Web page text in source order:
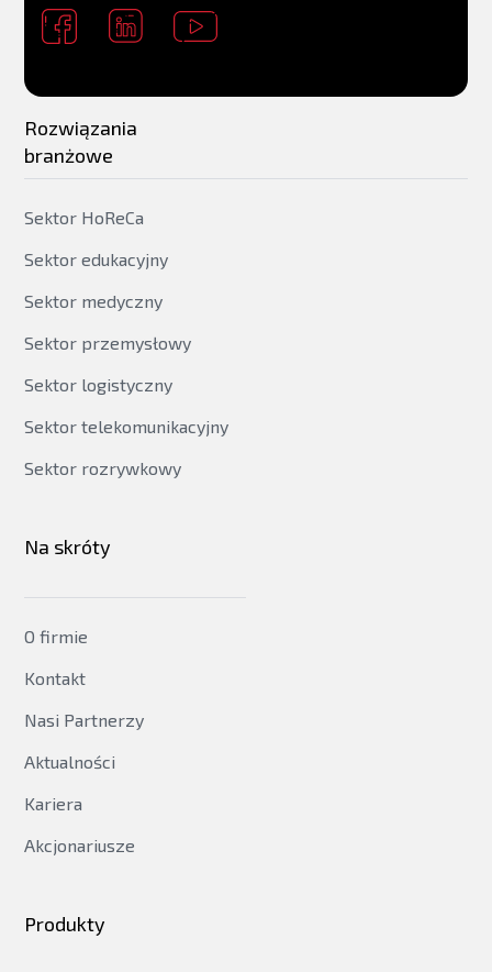
Rozwiązania
branżowe
Sektor HoReCa
Sektor edukacyjny
Sektor medyczny
Sektor przemysłowy
Sektor logistyczny
Sektor telekomunikacyjny
Sektor rozrywkowy
Na skróty
O firmie
Kontakt
Nasi Partnerzy
Aktualności
Kariera
Akcjonariusze
Produkty